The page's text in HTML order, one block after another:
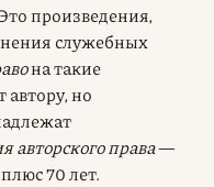
произведения,
служебных
на такие
но
авторского права—
70 лет.